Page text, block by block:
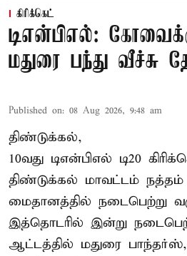
கிரிக்கெட்
டிஎன்பிஎல்:
மதுரை பந்து வீச்சு
Published on: 08 Aug 2026, 9:48 am
திண்டுக்கல்,
10வது டிஎன்பிஎல் டி20
திண்டுக்கல் மாவட்டம் நத்தம்
மைதானத்தில் நடைபெற்று
இத்தொடரில் இன்று
ஆட்டத்தில் மதுரை